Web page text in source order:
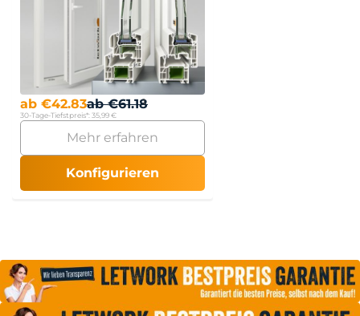
ab €42.83ab€61.18
30-Tage-Tiefstpreis*:35,99 €
Mehr erfahren
Konfigurieren